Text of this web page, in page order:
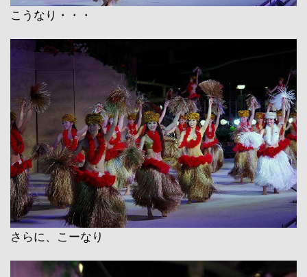
こうなり・・・
さらに、こーなり